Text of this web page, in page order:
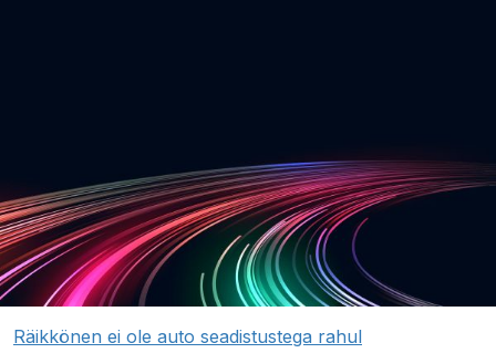
Räikkönen ei ole auto seadistustega rahul